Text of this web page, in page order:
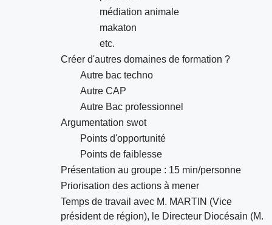
médiation animale
makaton
etc.
Créer d'autres domaines de formation ?
Autre bac techno
Autre CAP
Autre Bac professionnel
Argumentation swot
Points d'opportunité
Points de faiblesse
Présentation au groupe : 15 min/personne
Priorisation des actions à mener
Temps de travail avec M. MARTIN (Vice
président de région), le Directeur Diocésain (M.